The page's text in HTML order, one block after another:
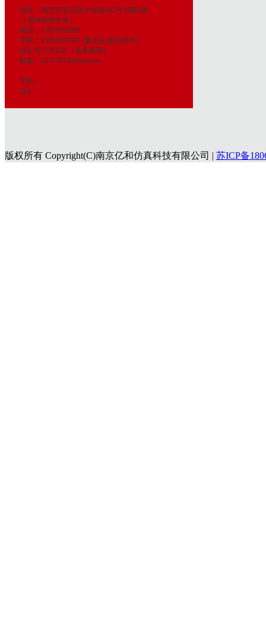
地址：南京市玄武区中央路302号10幢5楼
（垠坤创意中央）
电话：13951905893
手机：13951905893 (夏先生,微信同号)
QQ: 457178130 （业务咨询）
邮箱：457178130@qq.com
手机：
QQ:
版权所有 Copyright(C)南京亿和仿真科技有限公司 | 苏ICP备